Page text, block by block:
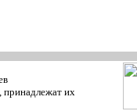
принадлежат их